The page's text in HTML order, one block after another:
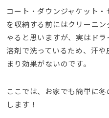
コート・ダウンジャケット
を収納する前にはクリーニ
ゃると思いますが、実はド
溶剤で洗っているため、汗
まり効果がないのです。
ここでは、お家でも簡単に
します！